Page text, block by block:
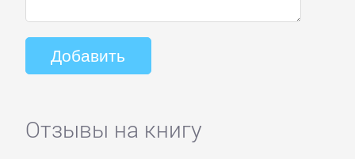
Отзывы на книгу